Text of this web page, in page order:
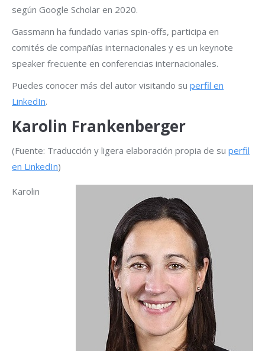
según Google Scholar en 2020.
Gassmann ha fundado varias spin-offs, participa en
comités de compañías internacionales y es un keynote
speaker frecuente en conferencias internacionales.
Puedes conocer más del autor visitando su perfil en
LinkedIn.
Karolin Frankenberger
(Fuente: Traducción y ligera elaboración propia de su perfil
en LinkedIn)
Karolin